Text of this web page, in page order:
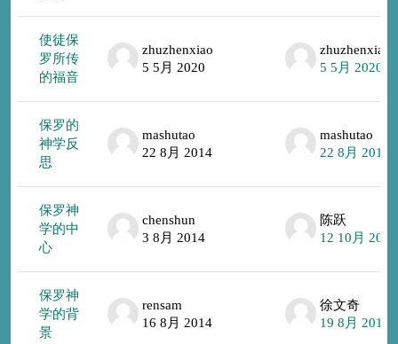
使徒保
罗所传
的福音
zhuzhenxiao
5 5月 2020
zhuzhenxiao
5 5月 2020
保罗的
神学反
思
mashutao
22 8月 2014
mashutao
22 8月 2014
保罗神
学的中
心
chenshun
3 8月 2014
陈跃
12 10月 2014
保罗神
学的背
景
rensam
16 8月 2014
徐文奇
19 8月 2014